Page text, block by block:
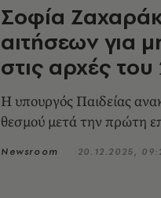
Σοφία
αιτήσεων για
στις αρχές
Η υπουργός Παιδείας
θεσμού μετά την πρώτη
Newsroom 20.12.2025,